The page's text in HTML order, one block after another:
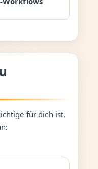
für dich ist,